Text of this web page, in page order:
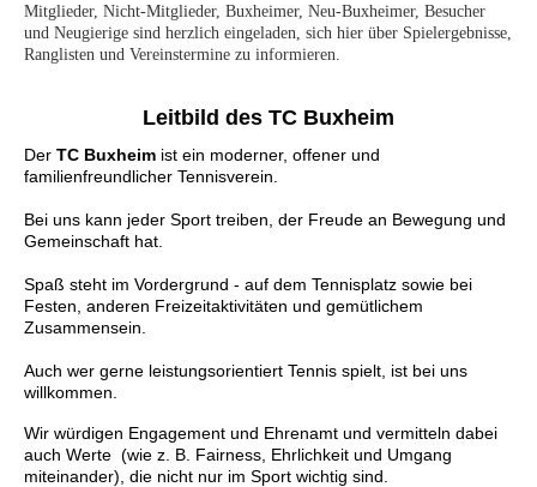
Mitglieder, Nicht-Mitglieder, Buxheimer, Neu-Buxheimer, Besucher
und Neugierige sind herzlich eingeladen, sich hier über Spielergebnisse,
Ranglisten und Vereinstermine zu informieren.
Leitbild des TC Buxheim
Der TC Buxheim ist ein moderner, offener und
familienfreundlicher Tennisverein.
Bei uns kann jeder Sport treiben, der Freude an Bewegung und
Gemeinschaft hat.
Spaß steht im Vordergrund - auf dem Tennisplatz sowie bei
Festen, anderen Freizeitaktivitäten und gemütlichem
Zusammensein.
Auch wer gerne leistungsorientiert Tennis spielt, ist bei uns
willkommen.
Wir würdigen Engagement und Ehrenamt und vermitteln dabei
auch Werte (wie z. B. Fairness, Ehrlichkeit und Umgang
miteinander), die nicht nur im Sport wichtig sind.